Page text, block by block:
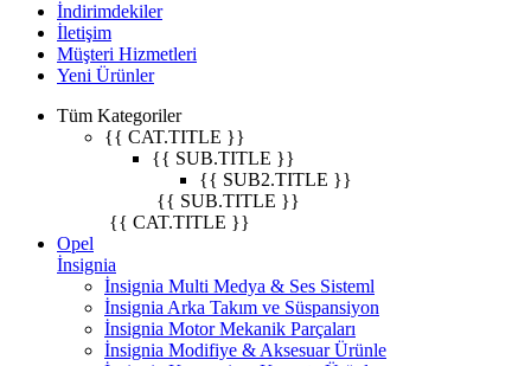
İndirimdekiler
İletişim
Müşteri Hizmetleri
Yeni Ürünler
Tüm Kategoriler
{{ CAT.TITLE }}
{{ SUB.TITLE }}
{{ SUB2.TITLE }}
{{ SUB.TITLE }}
{{ CAT.TITLE }}
Opel
İnsignia
İnsignia Multi Medya & Ses Sisteml
İnsignia Arka Takım ve Süspansiyon
İnsignia Motor Mekanik Parçaları
İnsignia Modifiye & Aksesuar Ürünle